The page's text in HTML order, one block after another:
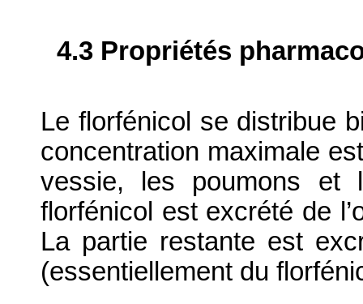
4.3 Propriétés
Le florfénicol se distribue
concentration maximale
vessie, les poumons et
florfénicol est excrété de
La partie restante est
(essentiellement du